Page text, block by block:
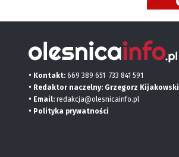
• Kontakt: 669 389 651 733 841 591
• Redaktor naczelny: Grzegorz Kijakowski
• Email: redakcja@olesnicainfo.pl
• Polityka prywatności